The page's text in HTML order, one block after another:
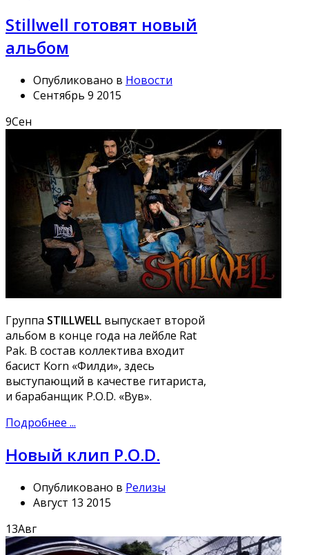
Stillwell готовят новый
альбом
Опубликовано в Новости
Сентябрь 9 2015
9Сен
Группа STILLWELL выпускает второй
альбом в конце года на лейбле Rat
Pak. В состав коллектива входит
басист Korn «Филди», здесь
выступающий в качестве гитариста,
и барабанщик P.O.D. «Вув».
Подробнее ...
Новый клип P.O.D.
Опубликовано в Релизы
Август 13 2015
13Авг